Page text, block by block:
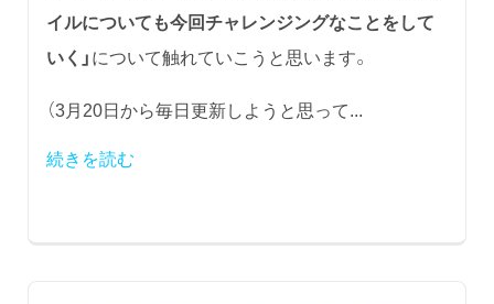
イルについても今回チャレンジングなことをして
いく」について触れていこうと思います。
（3月20日から毎日更新しようと思って...
続きを読む